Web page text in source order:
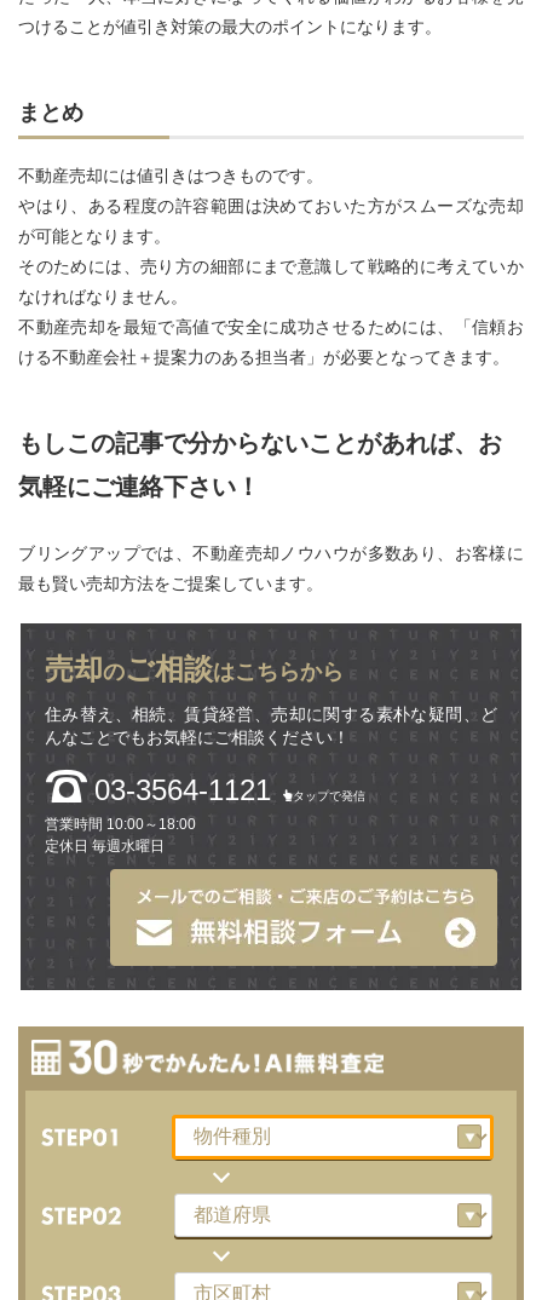
つけることが値引き対策の最大のポイントになります。
まとめ
不動産売却には値引きはつきものです。
やはり、ある程度の許容範囲は決めておいた方がスムーズな売却
が可能となります。
そのためには、売り方の細部にまで意識して戦略的に考えていか
なければなりません。
不動産売却を最短で高値で安全に成功させるためには、「信頼お
ける不動産会社＋提案力のある担当者」が必要となってきます。
もしこの記事で分からないことがあれば、お
気軽にご連絡下さい！
ブリングアップでは、不動産売却ノウハウが多数あり、お客様に
最も賢い売却方法をご提案しています。
売却のご相談はこちらから
住み替え、相続、賃貸経営、売却に関する素朴な疑問、ど
んなことでもお気軽にご相談ください！
03-3564-1121 タップで発信
営業時間 10:00～18:00
定休日 毎週水曜日